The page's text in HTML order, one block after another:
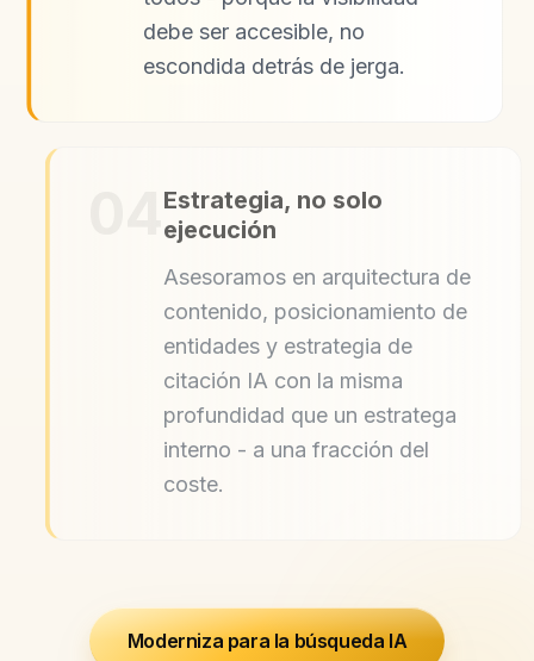
debe ser accesible, no
escondida detrás de jerga.
Estrategia, no solo
ejecución
Asesoramos en arquitectura de
contenido, posicionamiento de
entidades y estrategia de
citación IA con la misma
profundidad que un estratega
interno - a una fracción del
coste.
Moderniza para la búsqueda IA